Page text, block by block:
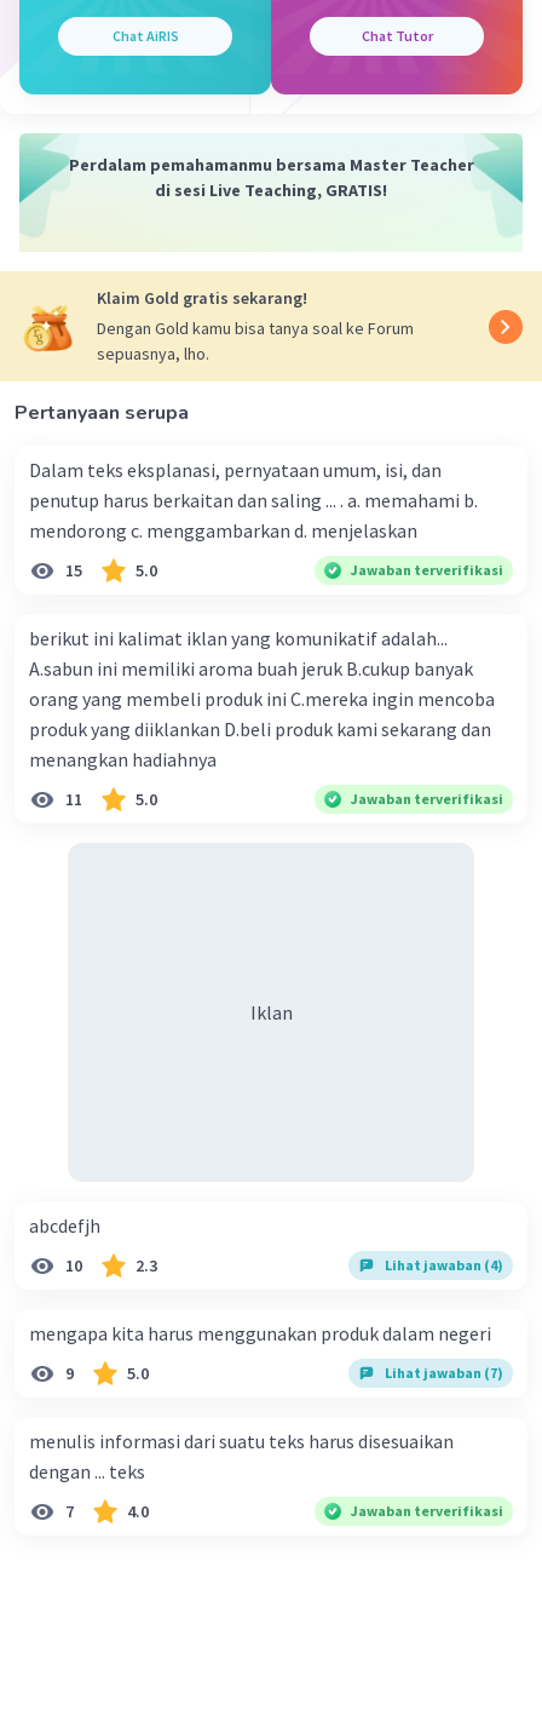
2. berenang-renang ketepian, bersenang-senang
kemudian
3. besar pasak daripada tiang
Chat AiRIS Chat Tutor
Perdalam pemahamanmu bersama Master Teacher
di sesi Live Teaching, GRATIS!
Klaim Gold gratis sekarang!
Dengan Gold kamu bisa tanya soal ke Forum
sepuasnya, lho.
Pertanyaan serupa
Dalam teks eksplanasi, pernyataan umum, isi, dan
penutup harus berkaitan dan saling ... . a. memahami b.
mendorong c. menggambarkan d. menjelaskan
15 5.0 Jawaban terverifikasi
berikut ini kalimat iklan yang komunikatif adalah...
A.sabun ini memiliki aroma buah jeruk B.cukup banyak
orang yang membeli produk ini C.mereka ingin mencoba
produk yang diiklankan D.beli produk kami sekarang dan
menangkan hadiahnya
11 5.0 Jawaban terverifikasi
Iklan
abcdefjh
10 2.3 Lihat jawaban (4)
mengapa kita harus menggunakan produk dalam negeri
9 5.0 Lihat jawaban (7)
menulis informasi dari suatu teks harus disesuaikan
dengan ... teks
7 4.0 Jawaban terverifikasi